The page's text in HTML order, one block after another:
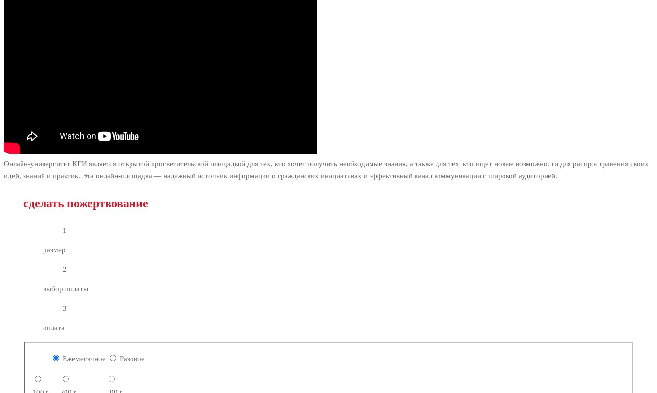
Онлайн-университет КГИ является открытой просветительской площадкой для тех, кто хочет получить необходимые знания, а также для тех, кто ищет новые возможности для распространения своих
идей, знаний и практик. Эта онлайн-площадка — надежный источник информации о гражданских инициативах и эффективный канал коммуникации с широкой аудиторией.
сделать пожертвование
1
размер
2
выбор оплаты
3
оплата
Ежемесячное Разовое